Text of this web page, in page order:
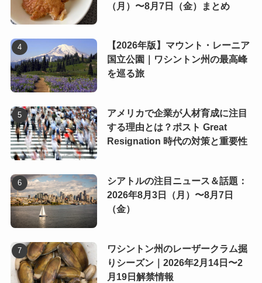
（月）〜8月7日（金）まとめ
【2026年版】マウント・レーニア
国立公園｜ワシントン州の最高峰
を巡る旅
アメリカで企業が人材育成に注目
する理由とは？ポスト Great
Resignation 時代の対策と重要性
シアトルの注目ニュース＆話題：
2026年8月3日（月）〜8月7日
（金）
ワシントン州のレーザークラム掘
りシーズン｜2026年2月14日〜2
月19日解禁情報